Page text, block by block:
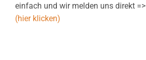
einfach und wir melden uns direkt =>
(hier klicken)